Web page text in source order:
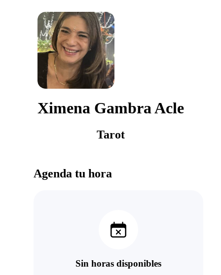
Ximena Gambra Acle
Tarot
Agenda tu hora
Sin horas disponibles